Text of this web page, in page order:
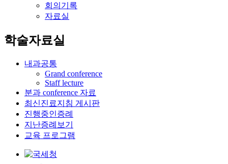
회의기록
자료실
학술자료실
내과공통
Grand conference
Staff lecture
분과 conference 자료
최신진료지침 게시판
진행중인증례
지난증례보기
교육 프로그램